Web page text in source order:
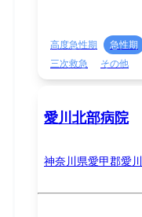
高度急性期 急性期
三次救急
その他
愛川北部病院
神奈川県愛甲郡愛